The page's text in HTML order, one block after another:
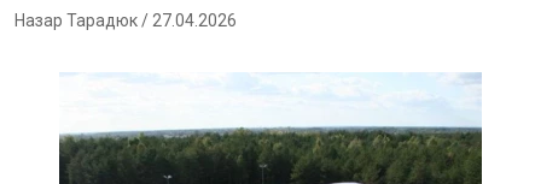
Назар Тарадюк/ 27.04.2026